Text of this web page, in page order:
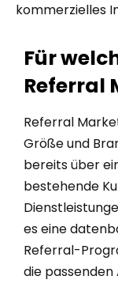
kommerzielles
Für
Referral
Referral
Größe und
bereits über
bestehende
es eine
Referral-
die passenden